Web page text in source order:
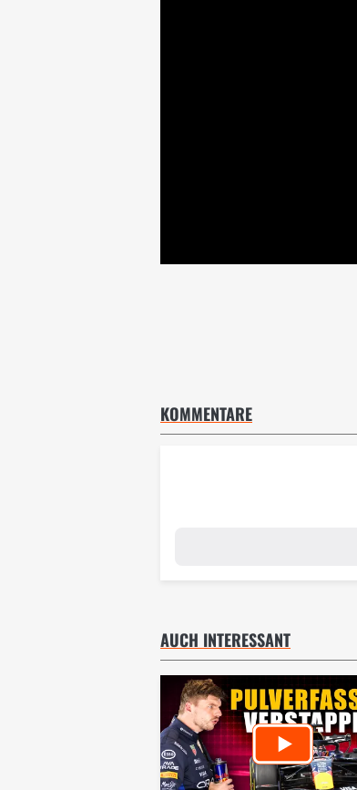
KOMMENTARE
AUCH INTERESSANT